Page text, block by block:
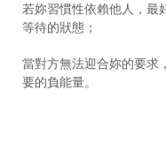
若妳習慣性依賴他人，最
等待的狀態；
當對方無法迎合妳的要求
要的負能量。